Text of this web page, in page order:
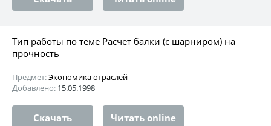
Тип работы по теме Расчёт балки (с шарниром) на
прочность
Предмет:Экономика отраслей
Добавлено: 15.05.1998
Скачать Читать online